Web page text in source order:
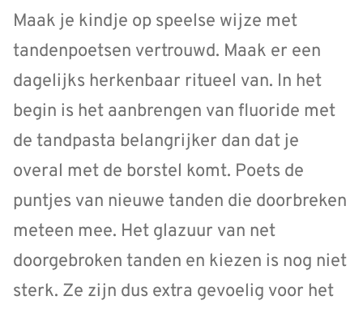
Maak je kindje op speelse wijze met
tandenpoetsen vertrouwd. Maak er een
dagelijks herkenbaar ritueel van. In het
begin is het aanbrengen van fluoride met
de tandpasta belangrijker dan dat je
overal met de borstel komt. Poets de
puntjes van nieuwe tanden die doorbreken
meteen mee. Het glazuur van net
doorgebroken tanden en kiezen is nog niet
sterk. Ze zijn dus extra gevoelig voor het